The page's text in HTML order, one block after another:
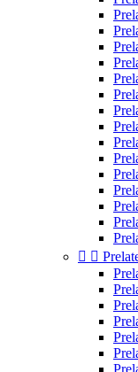
 